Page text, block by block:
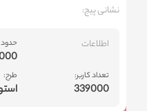
نشانی پیج:
اطلاعات
تعداد کاربر:
339000
حدود
طرح: